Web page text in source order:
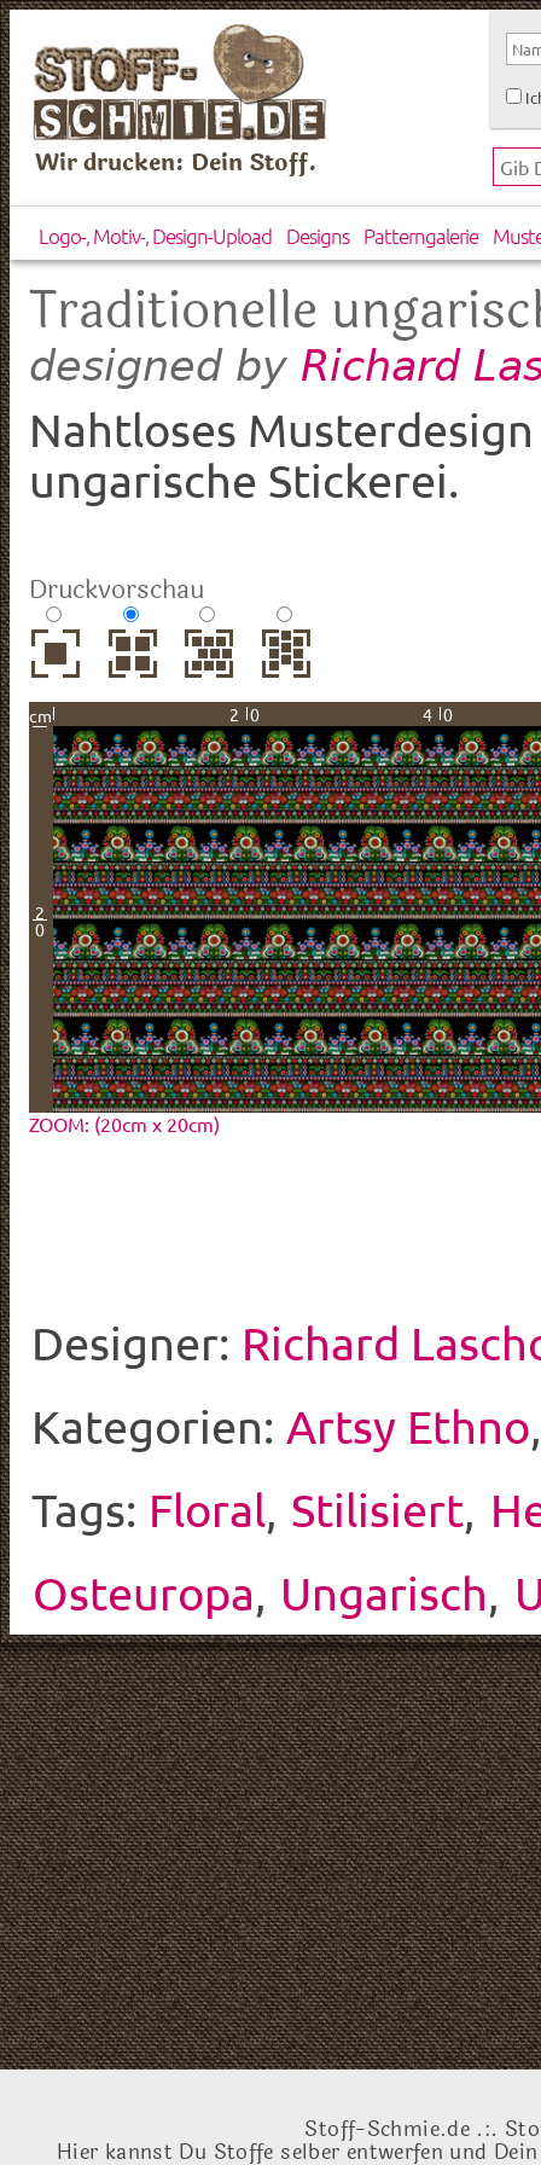
Wir drucken: Dein Stoff.
Logo-, Motiv-, Design-Upload Designs Patterngalerie
Traditionelle
designed by Richard
Nahtloses
ungarische Stickerei.
Druckvorschau
cm 20 40
2
0
ZOOM: (20cm x 20cm)
Designer: Richard
Kategorien: Artsy Ethno
Tags: Floral, Stilisiert,
Osteuropa, Ungarisch,
Stoff-Schmie.de .:.
Hier kannst Du Stoffe selber entwerfen und